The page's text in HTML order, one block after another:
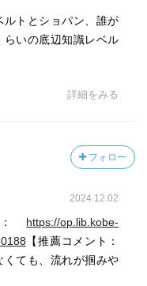
トとショパン、誰が
いの底辺知識レベル
詳細をみる
フォロー
2024.12.02
https://op.lib.kobe-
【推薦コメント：
ても、流れが掴みや